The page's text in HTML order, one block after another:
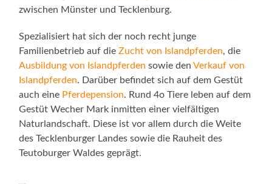
zwischen Münster und Tecklenburg.
Spezialisiert hat sich der noch recht junge
Familienbetrieb auf dieZucht von Islandpferden, die
Ausbildung von Islandpferden sowie denVerkauf von
Islandpferden. Darüber befindet sich auf dem Gestüt
auch eine Pferdepension. Rund 4o Tiere leben auf dem
Gestüt Wecher Mark inmitten einer vielfältigen
Naturlandschaft. Diese ist vor allem durch die Weite
des Tecklenburger Landes sowie die Rauheit des
Teutoburger Waldes geprägt.